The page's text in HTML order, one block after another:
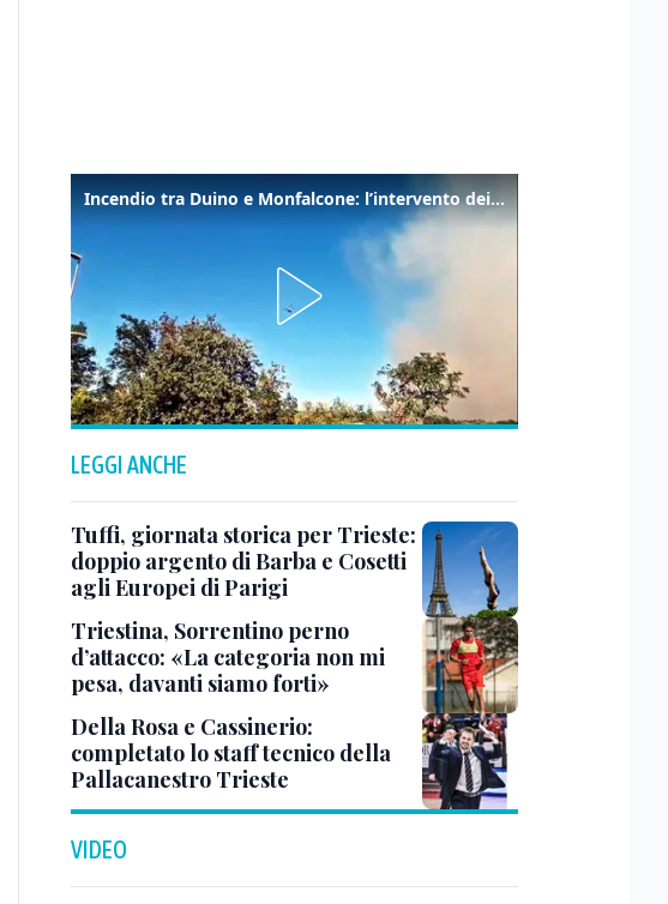
Incendio tra Duino e Monfalcone: l’intervento dei vigili del fuoco
LEGGI ANCHE
Tuffi, giornata storica per Trieste:
doppio argento di Barba e Cosetti
agli Europei di Parigi
Triestina, Sorrentino perno
d’attacco: «La categoria non mi
pesa, davanti siamo forti»
Della Rosa e Cassinerio:
completato lo staff tecnico della
Pallacanestro Trieste
VIDEO